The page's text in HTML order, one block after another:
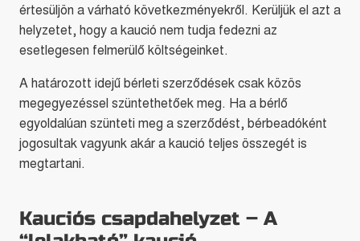
értesüljön a várható következményekről. Kerüljük el azt a
helyzetet, hogy a kaució nem tudja fedezni az
esetlegesen felmerülő költségeinket.
A határozott idejű bérleti szerződések csak közös
megegyezéssel szüntethetőek meg. Ha a bérlő
egyoldalúan szünteti meg a szerződést, bérbeadóként
jogosultak vagyunk akár a kaució teljes összegét is
megtartani.
Kauciós csapdahelyzet – A